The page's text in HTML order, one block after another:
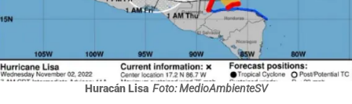
Huracán Lisa Foto: MedioAmbienteSV